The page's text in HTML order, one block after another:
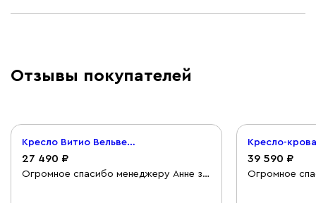
Отзывы покупателей
Кресло Витио Вельвет Светло-серый
27 490
Огромное спасибо менеджеру Анне за
39 590
Огромное